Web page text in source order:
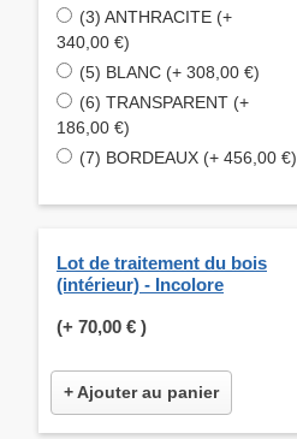
(3) ANTHRACITE (+
340,00 €)
(5) BLANC (+ 308,00 €)
(6) TRANSPARENT (+
186,00 €)
(7) BORDEAUX (+ 456,00 €)
Lot de traitement du bois
(intérieur) - Incolore
(+ 70,00 € )
+ Ajouter au panier